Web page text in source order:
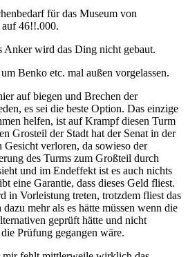
für das Museum von
46!!.000.
Anker wird das Ding nicht gebaut.
Benko etc. mal außen vorgelassen.
auf biegen und Brechen der
es sei die beste Option. Das einzige
helfen, ist auf Krampf diesen Turm
Grosteil der Stadt hat der Senat in der
Gesicht verloren, da sowieso der
des Turms zum Großteil durch
und im Endeffekt ist es auch nichts
eine Garantie, dass dieses Geld fliest.
in Vorleistung treten, trotzdem fliest das
mehr als es hätte müssen wenn die
geprüft hätte und nicht
Prüfung gegangen wäre.